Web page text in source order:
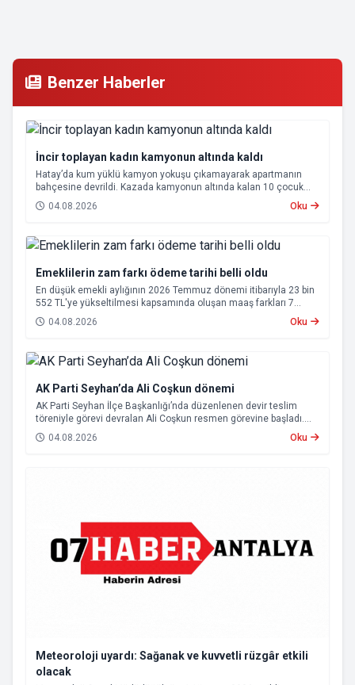
Benzer Haberler
İncir toplayan kadın kamyonun altında kaldı
Hatay’da kum yüklü kamyon yokuşu çıkamayarak apartmanın
bahçesine devrildi. Kazada kamyonun altında kalan 10 çocuk
annesi 65 yaşındaki kadın hayatını kaybetti.
04.08.2026 Oku
Emeklilerin zam farkı ödeme tarihi belli oldu
En düşük emekli aylığının 2026 Temmuz dönemi itibarıyla 23 bin
552 TL'ye yükseltilmesi kapsamında oluşan maaş farkları 7
Ağustos 2026 tarihinde hesaplara yatırılacak.
04.08.2026 Oku
AK Parti Seyhan’da Ali Coşkun dönemi
AK Parti Seyhan İlçe Başkanlığı’nda düzenlenen devir teslim
töreniyle görevi devralan Ali Coşkun resmen görevine başladı.
Hizmet vurgusu yapan Coşkun, “AK Partili olmak, bu ülkenin her
metrekaresine sevdalı olmaktır” dedi.
04.08.2026 Oku
Meteoroloji uyardı: Sağanak ve kuvvetli rüzgâr etkili
olacak